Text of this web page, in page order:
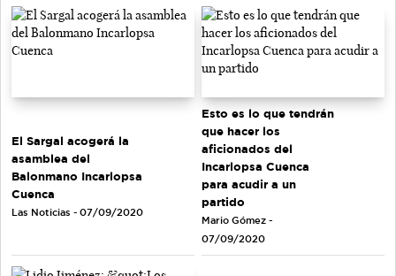
El Sargal acogerá la
asamblea del
Balonmano Incarlopsa
Cuenca
Las Noticias - 07/09/2020
Esto es lo que tendrán
que hacer los
aficionados del
Incarlopsa Cuenca
para acudir a un
partido
Mario Gómez -
07/09/2020